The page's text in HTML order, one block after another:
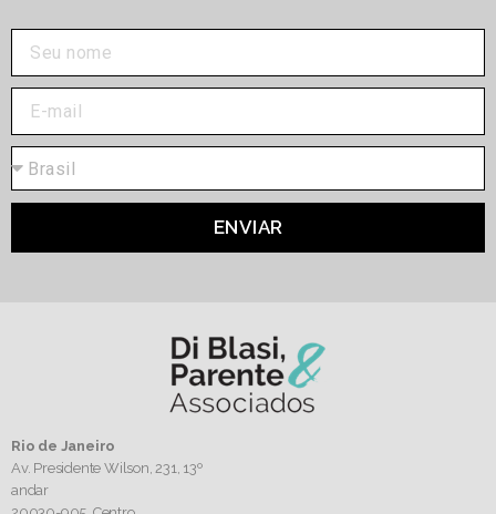
ENVIAR
Rio de Janeiro
Av. Presidente Wilson, 231, 13º
andar